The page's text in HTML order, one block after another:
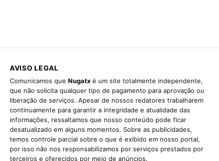
AVISO LEGAL
Comunicamos que Nugatx é um site totalmente independente,
que não solicita qualquer tipo de pagamento para aprovação ou
liberação de serviços. Apesar de nossos redatores trabalharem
continuamente para garantir a integridade e atualidade das
informações, ressaltamos que nosso conteúdo pode ficar
desatualizado em alguns momentos. Sobre as publicidades,
temos controle parcial sobre o que é exibido em nosso portal,
por isso não nos responsabilizamos por serviços prestados por
terceiros e oferecidos por meio de anúncios.